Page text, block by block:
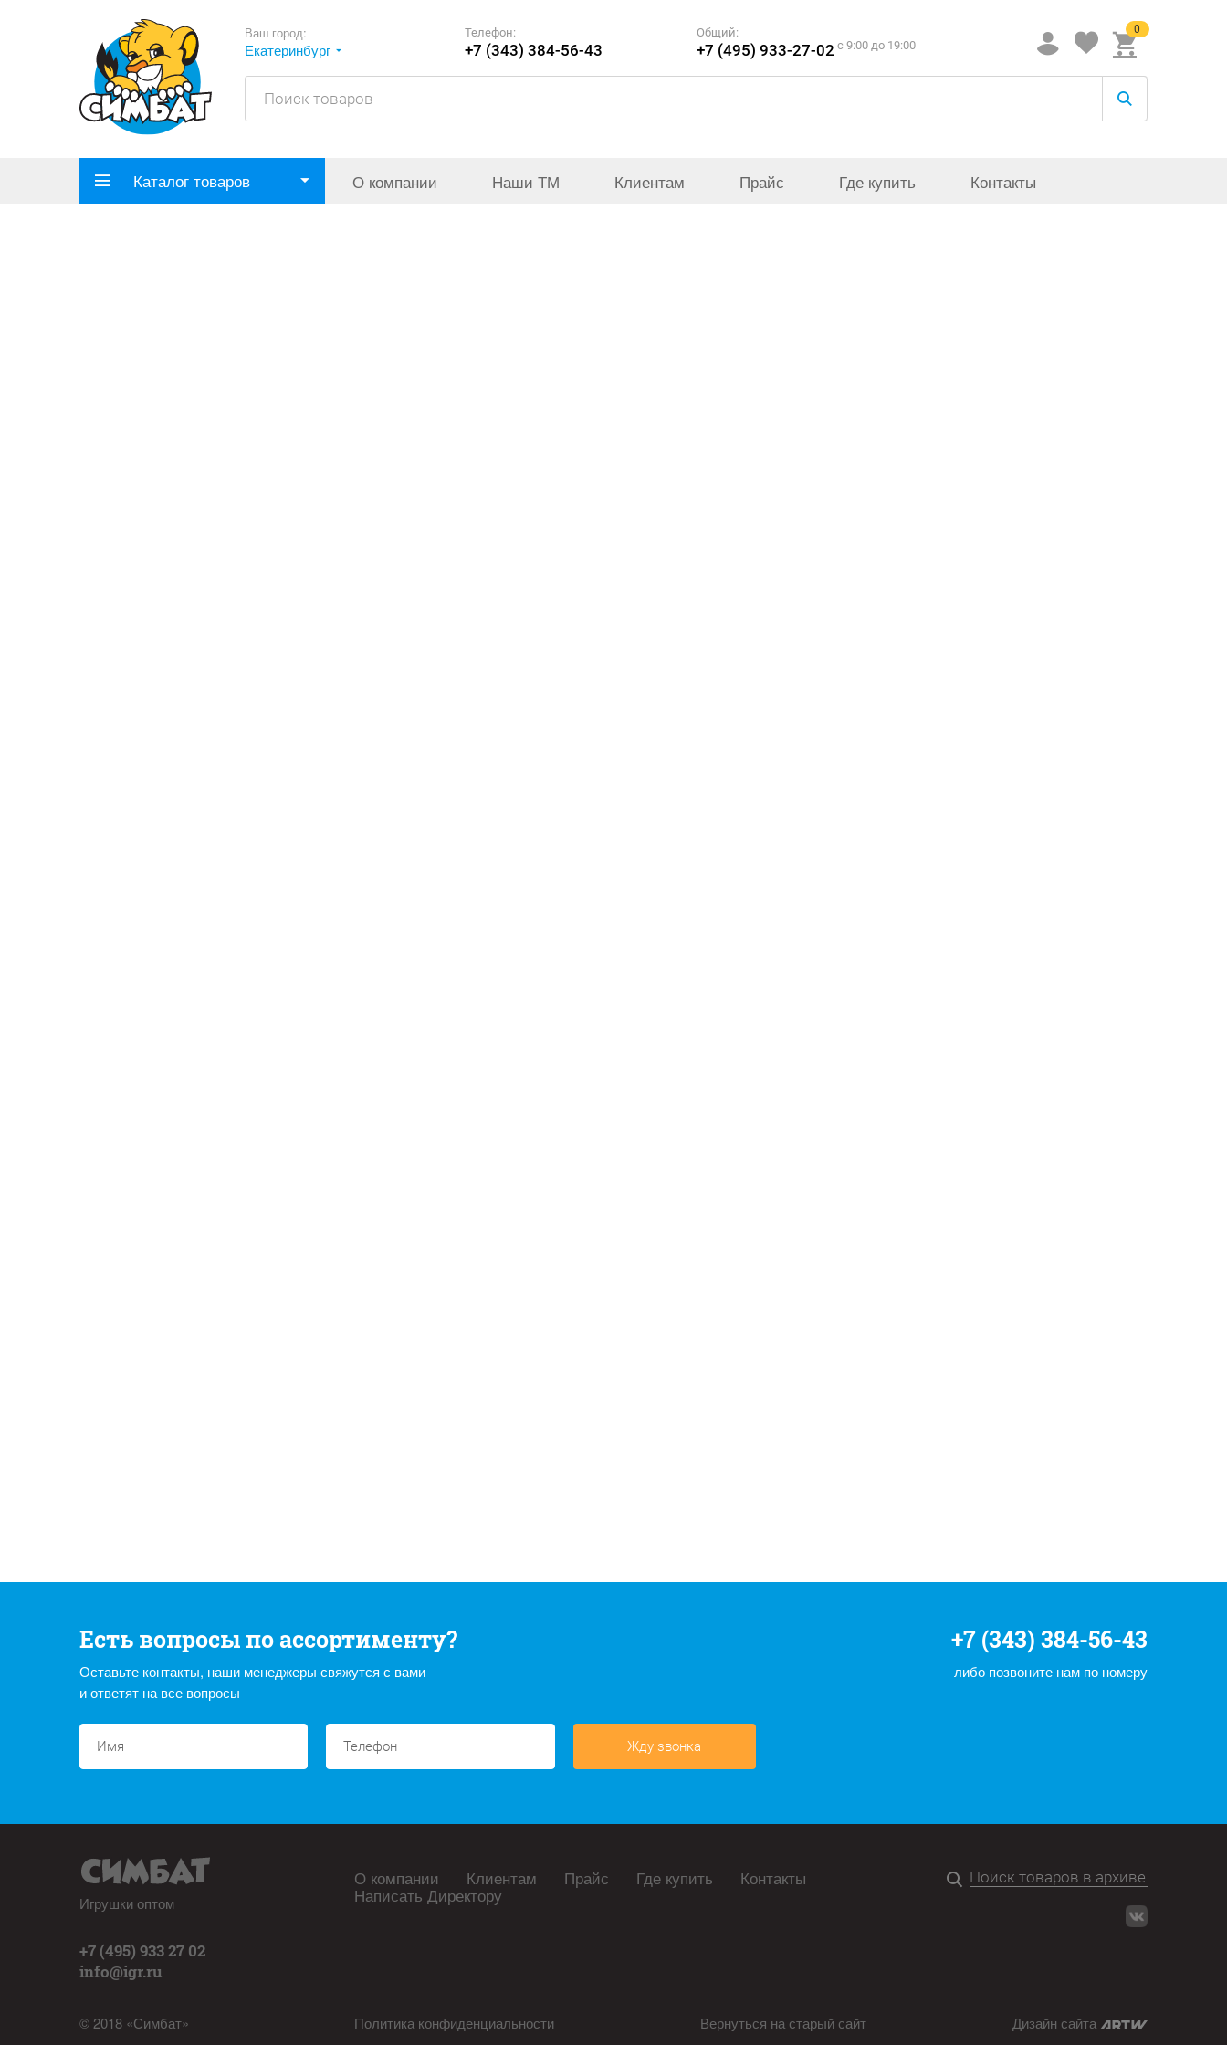
Ваш город:
Екатеринбург
Телефон:
+7 (343) 384-56-43
Общий:
+7 (495) 933-27-02 c 9:00 до 19:00
0
Каталог товаров О компании Наши ТМ Клиентам Прайс Где купить Контакты
Есть вопросы по ассортименту?
Оставьте контакты, наши менеджеры свяжутся с вами
и ответят на все вопросы
+7 (343) 384-56-43
либо позвоните нам по номеру
Жду звонка
Игрушки оптом
+7 (495) 933 27 02
info@igr.ru
© 2018 «Симбат»
О компании Клиентам Прайс Где купить Контакты
Написать Директору
Политика конфиденциальности Вернуться на старый сайт Дизайн сайта